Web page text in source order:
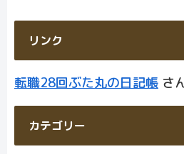
リンク
転職28回ぶた丸の日記帳 さ
カテゴリー